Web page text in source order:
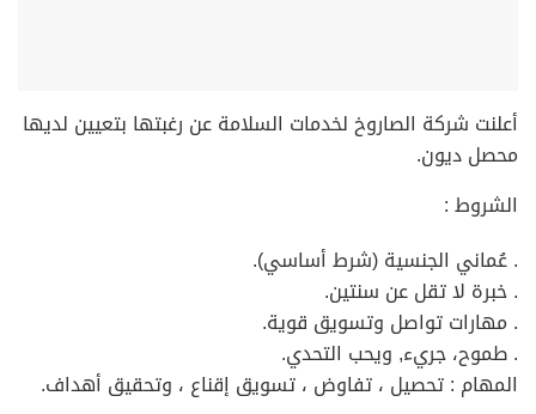
أعلنت شركة الصاروخ لخدمات السلامة عن رغبتها بتعيين لديها
محصل ديون.
الشروط :
. عُماني الجنسية (شرط أساسي).
. خبرة لا تقل عن سنتين.
. مهارات تواصل وتسويق قوية.
. طموح، جريء, ويحب التحدي.
المهام : تحصيل ، تفاوض ، تسويق إقناع ، وتحقيق أهداف.